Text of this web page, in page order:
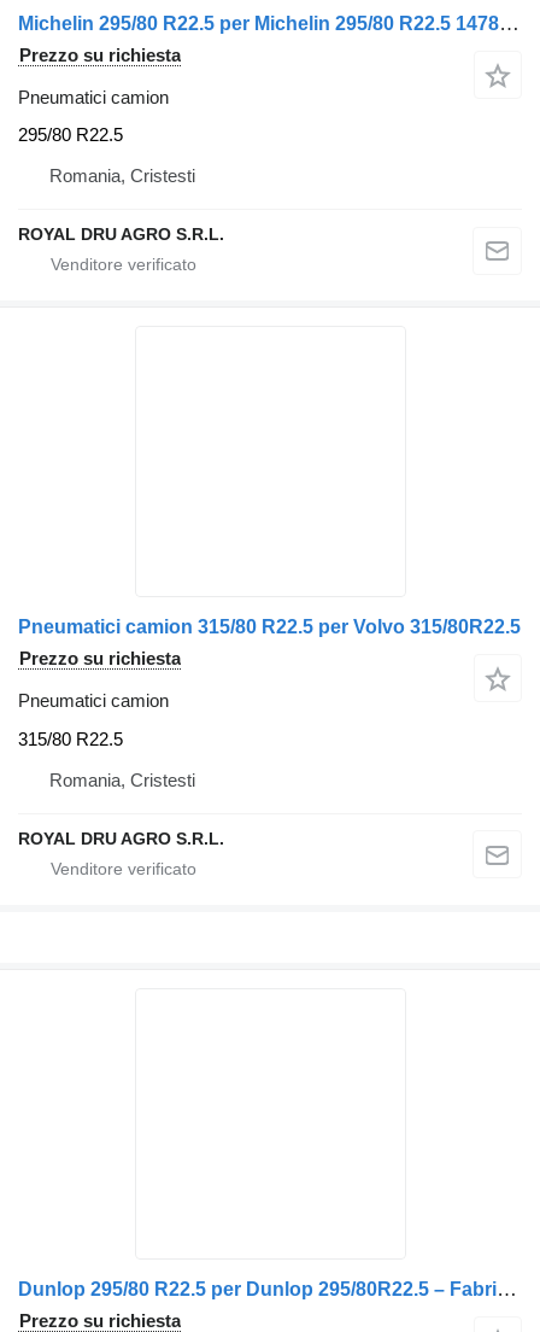
Michelin 295/80 R22.5 per Michelin 295/80 R22.5 14782 O.v 8.25 M9-11 (2020)
Prezzo su richiesta
Pneumatici camion
295/80 R22.5
Romania, Cristesti
ROYAL DRU AGRO S.R.L.
Pneumatici camion 315/80 R22.5 per Volvo 315/80R22.5
Prezzo su richiesta
Pneumatici camion
315/80 R22.5
Romania, Cristesti
ROYAL DRU AGRO S.R.L.
Dunlop 295/80 R22.5 per Dunlop 295/80R22.5 – Fabricată la 08.03.2023
Prezzo su richiesta